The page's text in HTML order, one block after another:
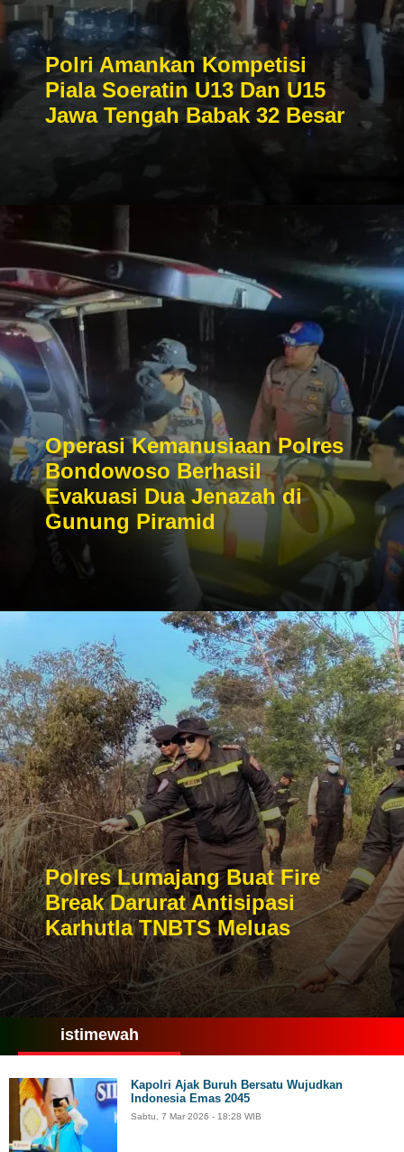
Polri Amankan Kompetisi
Piala Soeratin U13 Dan U15
Jawa Tengah Babak 32 Besar
Operasi Kemanusiaan Polres
Bondowoso Berhasil
Evakuasi Dua Jenazah di
Gunung Piramid
Polres Lumajang Buat Fire
Break Darurat Antisipasi
Karhutla TNBTS Meluas
istimewah
Kapolri Ajak Buruh Bersatu Wujudkan
Indonesia Emas 2045
Sabtu, 7 Mar 2026 - 18:28 WIB